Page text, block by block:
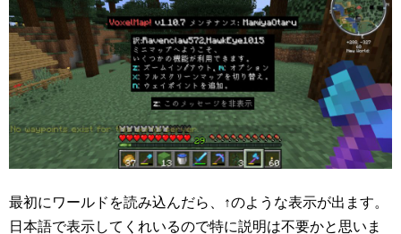
最初にワールドを読み込んだら、↑のような表示が出ます。
日本語で表示してくれいるので特に説明は不要かと思いま